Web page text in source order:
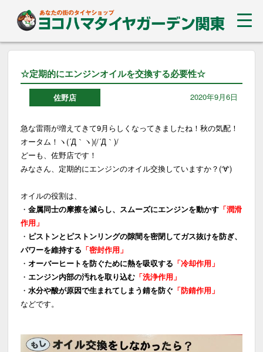
☆定期的にエンジンオイルを交換する必要性☆
佐野店 2020年9月6日
急な雷雨が増えてきて9月らしくなってきましたね！秋の気配！
オータム！ヽ(´Д｀ヽ)(/´Д｀)/
どーも、佐野店です！
みなさん、定期的にエンジンのオイル交換していますか？(‘∀‘)
オイルの役割は、
・金属同士の摩擦を減らし、スムーズにエンジンを動かす 「潤滑
作用」
・ ピストンとピストンリングの隙間を密閉してガス抜けを防ぎ、
パワーを維持する 「密封作用」
・オーバーヒートを防ぐために熱を吸収する 「冷却作用」
・ エンジン内部の汚れを取り込む 「洗浄作用」
・水分や酸が原因で生まれてしまう錆を防ぐ 「防錆作用」
などです。